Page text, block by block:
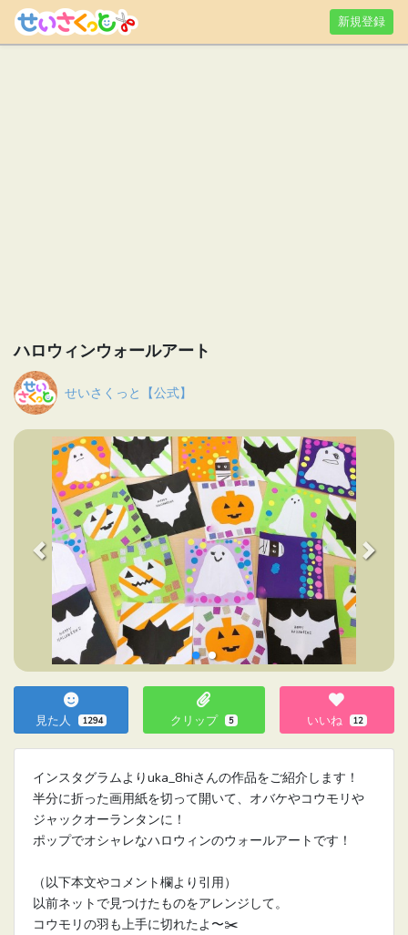
新規登録
ハロウィンウォールアート
せいさくっと【公式】
Previous Next
見た人 1294 クリップ 5 いいね 12
インスタグラムよりuka_8hiさんの作品をご紹介します！
半分に折った画用紙を切って開いて、オバケやコウモリや
ジャックオーランタンに！
ポップでオシャレなハロウィンのウォールアートです！
（以下本文やコメント欄より引用）
以前ネットで見つけたものをアレンジして。
コウモリの羽も上手に切れたよ〜✂️